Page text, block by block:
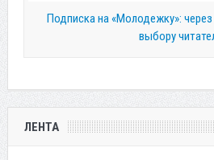
Подписка на «Молодежку»:
выбору
ЛЕНТА